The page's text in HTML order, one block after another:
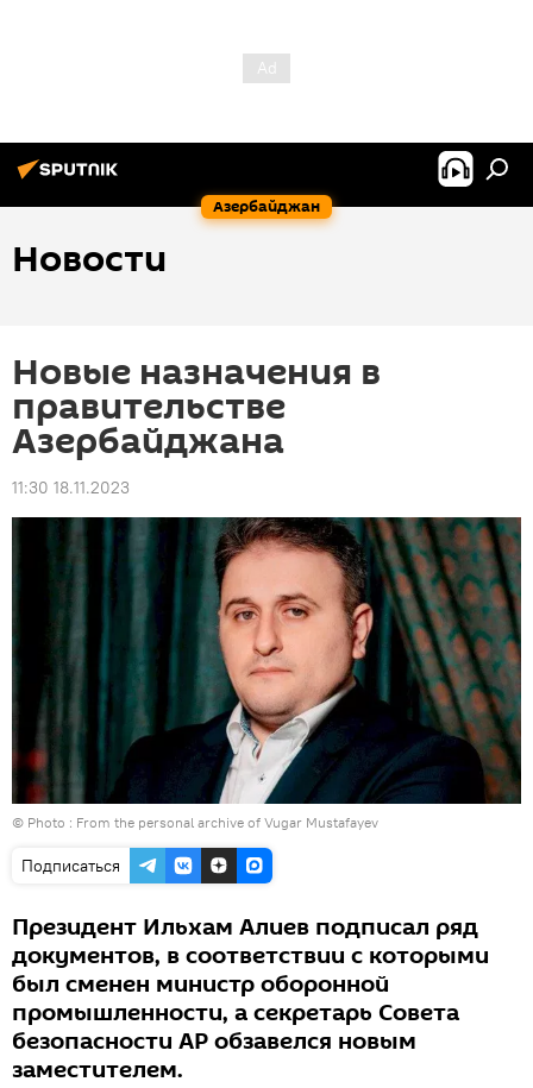
Азербайджан
Новости
Новые назначения в
правительстве
Азербайджана
11:30 18.11.2023
© Photo : From the personal archive of Vugar Mustafayev
Подписаться
Президент Ильхам Алиев подписал ряд
документов, в соответствии с которыми
был сменен министр оборонной
промышленности, а секретарь Совета
безопасности АР обзавелся новым
заместителем.